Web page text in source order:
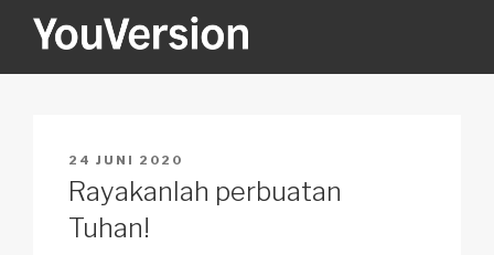
YOUVERSION
POSTED
ON
24 JUNI 2020
Rayakanlah perbuatan
Tuhan!